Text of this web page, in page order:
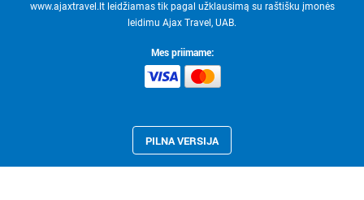
www.ajaxtravel.lt leidžiamas tik pagal užklausimą su raštišku įmonės
leidimu Ajax Travel, UAB.
Mes priimame:
PILNA VERSIJA